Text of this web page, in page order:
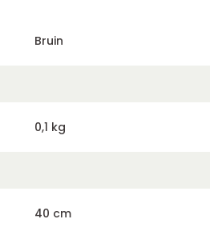
Bruin
0,1 kg
40 cm